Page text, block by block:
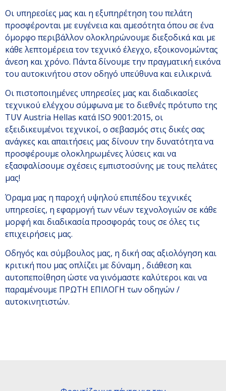
Οι υπηρεσίες μας και η εξυπηρέτηση του πελάτη
προσφέρονται με ευγένεια και αμεσότητα όπου σε ένα
όμορφο περιβάλλον ολοκληρώνουμε διεξοδικά και με
κάθε λεπτομέρεια τον τεχνικό έλεγχο, εξοικονομώντας
άνεση και χρόνο. Πάντα δίνουμε την πραγματική εικόνα
του αυτοκινήτου στον οδηγό υπεύθυνα και ειλικρινά.
Οι πιστοποιημένες υπηρεσίες μας και διαδικασίες
τεχνικού ελέγχου σύμφωνα με το διεθνές πρότυπο της
TUV Austria Hellas κατά ISO 9001:2015, οι
εξειδικευμένοι τεχνικοί, ο σεβασμός στις δικές σας
ανάγκες και απαιτήσεις μας δίνουν την δυνατότητα να
προσφέρουμε ολοκληρωμένες λύσεις και να
εξασφαλίσουμε σχέσεις εμπιστοσύνης με τους πελάτες
μας!
Όραμα μας η παροχή υψηλού επιπέδου τεχνικές
υπηρεσίες, η εφαρμογή των νέων τεχνολογιών σε κάθε
μορφή και διαδικασία προσφοράς τους σε όλες τις
επιχειρήσεις μας.
Οδηγός και σύμβουλος μας, η δική σας αξιολόγηση και
κριτική που μας οπλίζει με δύναμη , διάθεση και
αυτοπεποίθηση ώστε να γινόμαστε καλύτεροι και να
παραμένουμε ΠΡΩΤΗ ΕΠΙΛΟΓΗ των οδηγών /
αυτοκινητιστών.